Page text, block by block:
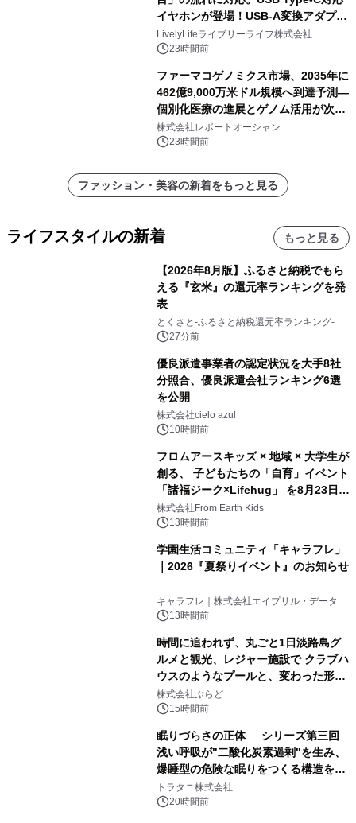
イヤホンが登場！USB-A変換アダプタ
ー付きでスマホからパソコンまで幅広
く活用可能
LivelyLifeライブリーライフ株式会社
23時間前
ファーマコゲノミクス市場、2035年に
462億9,000万米ドル規模へ到達予測―
個別化医療の進展とゲノム活用が次世
代ヘルスケア投資を加速
株式会社レポートオーシャン
23時間前
ファッション・美容の新着をもっと見る
ライフスタイルの新着 もっと見る
【2026年8月版】ふるさと納税でもら
える『玄米』の還元率ランキングを発
表
とくさと-ふるさと納税還元率ランキング-
27分前
優良派遣事業者の認定状況を大手8社
分照合、優良派遣会社ランキング6選
を公開
株式会社cielo azul
10時間前
フロムアースキッズ × 地域 × 大学生が
創る、 子どもたちの「自育」イベント
「諸福ジーク×Lifehug」 を8月23日
(日)開催
株式会社From Earth Kids
13時間前
学園生活コミュニティ「キャラフレ」
｜2026『夏祭りイベント』のお知らせ
キャラフレ｜株式会社エイプリル・データ・
デザインズ
13時間前
時間に追われず、丸ごと1日淡路島グ
ルメと観光、レジャー施設で クラブハ
ウスのようなプールと、変わった形の
サウナも 「THE BOXY AWAJI」のお
得な素泊まり連泊プランで
株式会社ぷらど
15時間前
眠りづらさの正体──シリーズ第三回
浅い呼吸が"二酸化炭素過剰"を生み、
爆睡型の危険な眠りをつくる構造を解
説
トラタニ株式会社
20時間前